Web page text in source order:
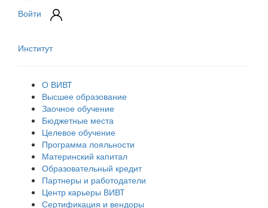
Войти
Институт
О ВИВТ
Высшее образование
Заочное обучение
Бюджетные места
Целевое обучение
Программа лояльности
Материнский капитал
Образовательный кредит
Партнеры и работодатели
Центр карьеры ВИВТ
Сертификация и вендоры